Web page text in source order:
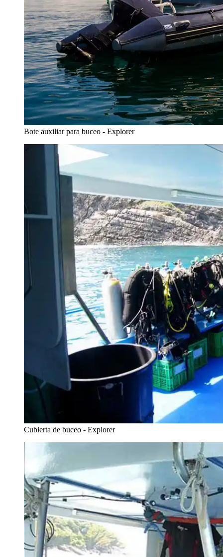
Bote auxiliar para buceo - Explorer
Cubierta de buceo - Explorer